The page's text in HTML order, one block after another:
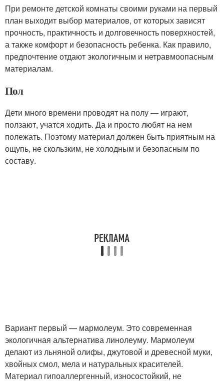
При ремонте детской комнаты своими руками на первый
план выходит выбор материалов, от которых зависят
прочность, практичность и долговечность поверхностей,
а также комфорт и безопасность ребенка. Как правило,
предпочтение отдают экологичным и нетравмоопасным
материалам.
Пол
Дети много времени проводят на полу — играют,
ползают, учатся ходить. Да и просто любят на нем
полежать. Поэтому материал должен быть приятным на
ощупь, не скользким, не холодным и безопасным по
составу.
Вариант первый — мармолеум. Это современная
экологичная альтернатива линолеуму. Мармолеум
делают из льняной олифы, джутовой и древесной муки,
хвойных смол, мела и натуральных красителей.
Материал гипоаллергенный, износостойкий, не